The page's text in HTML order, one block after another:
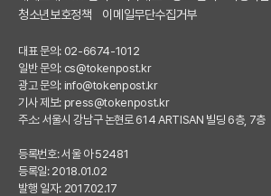
청소년보호정책
이메일무단수집거부
대표 문의: 02-6674-1012
일반 문의: cs@tokenpost.kr
광고 문의: info@tokenpost.kr
기사 제보: press@tokenpost.kr
주소: 서울시 강남구 논현로 614 ARTISAN 빌딩 6층, 7층
등록번호: 서울 아 52481
등록일: 2018.01.02
발행 일자: 2017.02.17